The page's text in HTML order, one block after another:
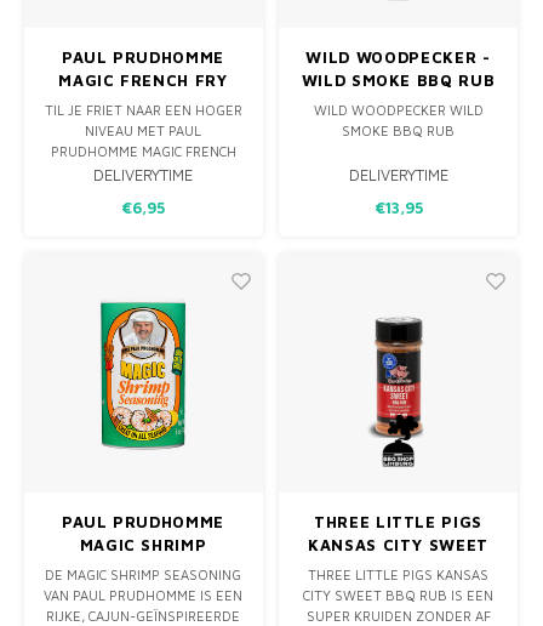
PAUL PRUDHOMME
MAGIC FRENCH FRY
SEASONING 142G
TIL JE FRIET NAAR EEN HOGER
NIVEAU MET PAUL
PRUDHOMME MAGIC FRENCH
FRY SEASONING. EEN
PERFECT PAST BIJ FRIET,
DELIVERYTIME
€6,95
WILD WOODPECKER -
WILD SMOKE BBQ RUB
250G
WILD WOODPECKER WILD
SMOKE BBQ RUB
IT'S ALL IN THE NAME..... WILD
TONEN VAN KANEEL &
DELIVERYTIME
€13,95
PAUL PRUDHOMME
MAGIC SHRIMP
SEASONING 142G
DE MAGIC SHRIMP SEASONING
VAN PAUL PRUDHOMME IS EEN
RIJKE, CAJUN-GEÏNSPIREERDE
THREE LITTLE PIGS
KANSAS CITY SWEET
RUB 347GRAM
THREE LITTLE PIGS KANSAS
CITY SWEET BBQ RUB IS EEN
SUPER KRUIDEN ZONDER AF